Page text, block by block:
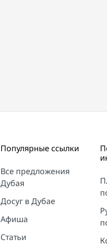
Популярные ссылки
Все предложения
Дубая
Досуг в Дубае
Афиша
Статьи